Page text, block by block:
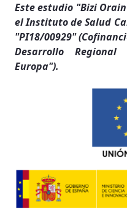
Este estudio "Bizi
el Instituto de Salud
"PI18/00929"
Desarrollo
Europa").